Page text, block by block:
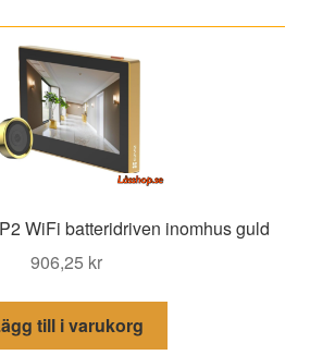
WiFi batteridriven inomhus guld
906,25 kr
till i varukorg